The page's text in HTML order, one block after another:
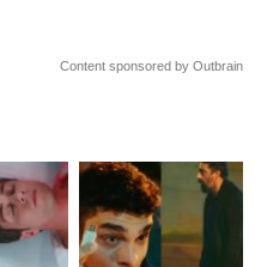
Content sponsored by Outbrain